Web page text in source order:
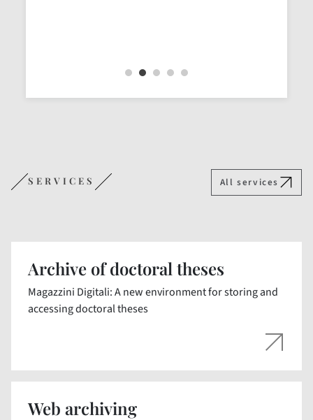
SERVICES All services
Archive of doctoral theses
Magazzini Digitali: A new environment for storing and
accessing doctoral theses
Web archiving